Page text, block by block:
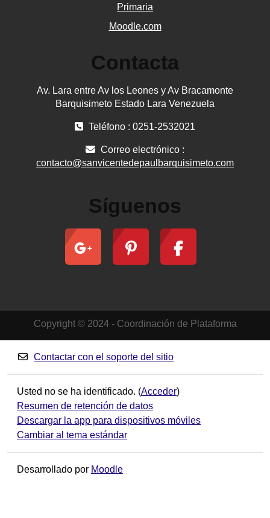
Primaria
Moodle.com
Contacta
Av. Lara entre Av los Leones y Av Bracamonte
Barquisimeto Estado Lara Venezuela
Teléfono : 0251-2532021
Correo electrónico :
contacto@sanvicentedepaulbarquisimeto.com
Síguenos
Copyright © 2024 - Coordinación de Plataforma
Contactar con el soporte del sitio
Usted no se ha identificado. (Acceder)
Resumen de retención de datos
Descargar la app para dispositivos móviles
Cambiar al tema estándar
Desarrollado por Moodle